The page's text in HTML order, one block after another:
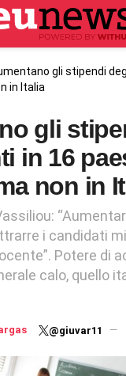
gli stipendi
in Italia
gli
in 16
non in
i candidati
Potere di
calo, quello
@giuvar11